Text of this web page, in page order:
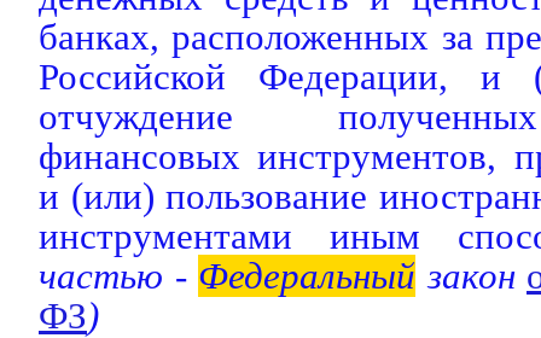
банках, расположенных за
Российской Федерации, и
отчуждение
финансовых инструментов,
и (или) пользование
инструментами иным
частью - Федеральный закон
ФЗ)